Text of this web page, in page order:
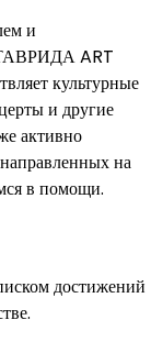
и
ART
культурные
и другие
активно
на
в помощи.
достижений